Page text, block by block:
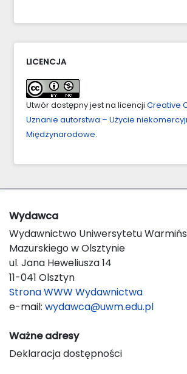
LICENCJA
Utwór dostępny jest na licencji Creative
Uznanie autorstwa – Użycie
Międzynarodowe.
Wydawca
Wydawnictwo Uniwersytetu
Mazurskiego w Olsztynie
ul. Jana Heweliusza 14
11-041 Olsztyn
Strona WWW Wydawnictwa
e-mail: wydawca@uwm.edu.pl
Ważne adresy
Deklaracja dostępności